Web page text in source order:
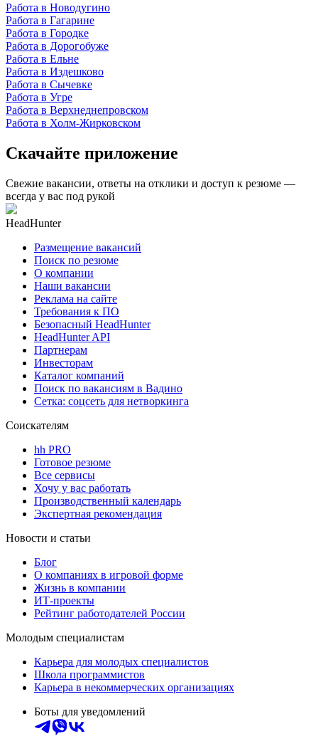
Работа в Новодугино
Работа в Гагарине
Работа в Городке
Работа в Дорогобуже
Работа в Ельне
Работа в Издешково
Работа в Сычевке
Работа в Угре
Работа в Верхнеднепровском
Работа в Холм-Жирковском
Скачайте приложение
Свежие вакансии, ответы на отклики и доступ к резюме —
всегда у вас под рукой
HeadHunter
Размещение вакансий
Поиск по резюме
О компании
Наши вакансии
Реклама на сайте
Требования к ПО
Безопасный HeadHunter
HeadHunter API
Партнерам
Инвесторам
Каталог компаний
Поиск по вакансиям в Вадино
Сетка: соцсеть для нетворкинга
Соискателям
hh PRO
Готовое резюме
Все сервисы
Хочу у вас работать
Производственный календарь
Экспертная рекомендация
Новости и статьи
Блог
О компаниях в игровой форме
Жизнь в компании
ИТ-проекты
Рейтинг работодателей России
Молодым специалистам
Карьера для молодых специалистов
Школа программистов
Карьера в некоммерческих организациях
Боты для уведомлений